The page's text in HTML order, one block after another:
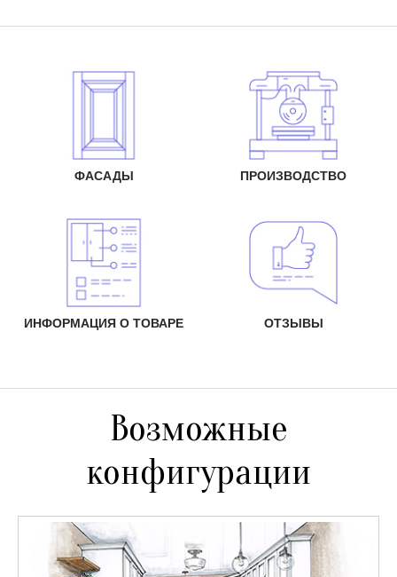
ФАСАДЫ ПРОИЗВОДСТВО
ИНФОРМАЦИЯ О ТОВАРЕ ОТЗЫВЫ
Возможные
конфигурации